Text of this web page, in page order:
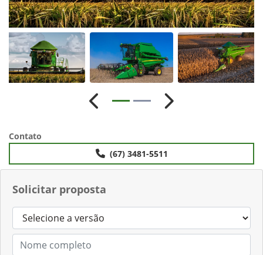
Solicitar proposta
Anterior Próximo
Contato
(67) 3481-5511